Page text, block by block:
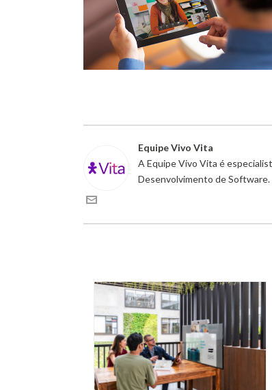
Equipe Vivo Vita
A Equipe Vivo Vita é
Desenvolvimento de Software.